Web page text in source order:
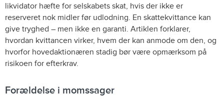
likvidator hæfte for selskabets skat, hvis der ikke er
reserveret nok midler før udlodning. En skattekvittance kan
give tryghed – men ikke en garanti. Artiklen forklarer,
hvordan kvittancen virker, hvem der kan anmode om den, og
hvorfor hovedaktionæren stadig bør være opmærksom på
risikoen for efterkrav.
Forældelse i momssager